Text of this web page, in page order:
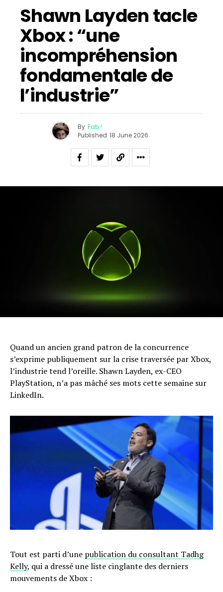
Shawn Layden tacle
Xbox : “une
incompréhension
fondamentale de
l’industrie”
By Fab !
Published 18 June 2026
Quand un ancien grand patron de la concurrence
s’exprime publiquement sur la crise traversée par Xbox,
l’industrie tend l’oreille. Shawn Layden, ex-CEO
PlayStation, n’a pas mâché ses mots cette semaine sur
LinkedIn.
Tout est parti d’une publication du consultant Tadhg
Kelly, qui a dressé une liste cinglante des derniers
mouvements de Xbox :